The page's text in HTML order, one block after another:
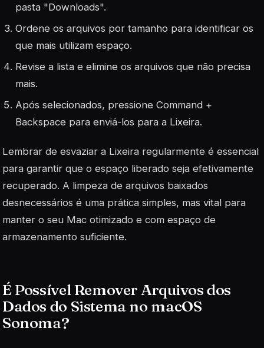
pasta "Downloads".
Ordene os arquivos por tamanho para identificar os
que mais utilizam espaço.
Revise a lista e elimine os arquivos que não precisa
mais.
Após selecionados, pressione Command +
Backspace para enviá-los para a Lixeira.
Lembrar de esvaziar a Lixeira regularmente é essencial
para garantir que o espaço liberado seja efetivamente
recuperado. A limpeza de arquivos baixados
desnecessários é uma prática simples, mas vital para
manter o seu Mac otimizado e com espaço de
armazenamento suficiente.
É Possível Remover Arquivos dos
Dados do Sistema no macOS
Sonoma?